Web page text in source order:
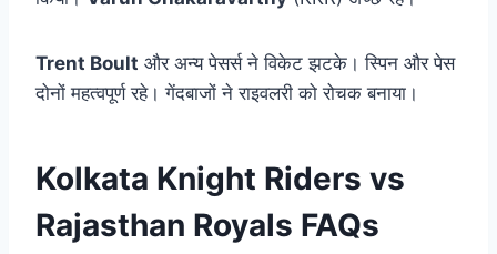
Trent Boult और अन्य पेसर्स ने विकेट झटके। स्पिन और पेस
दोनों महत्वपूर्ण रहे। गेंदबाजों ने राइवलरी को रोचक बनाया।
Kolkata Knight Riders vs
Rajasthan Royals FAQs